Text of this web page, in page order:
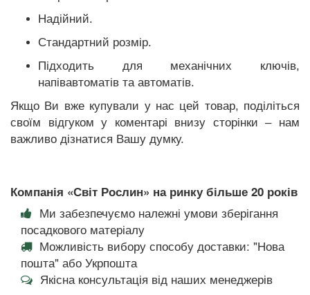
Надійний.
Стандартний розмір.
Підходить для механічних ключів,
напівавтоматів та автоматів.
Якщо Ви вже купували у нас цей товар, поділіться
своїм відгуком у коментарі внизу сторінки – нам
важливо дізнатися Вашу думку.
Компанія «Світ Рослин» на ринку більше 20 років
Ми забезпечуємо належні умови зберігання
посадкового матеріалу
Можливість вибору способу доставки: "Нова
пошта" або Укрпошта
Якісна консультація від наших менеджерів